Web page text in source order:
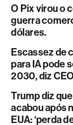
O Pix virou o
guerra
dólares.
Escassez de
para IA pode
2030, diz
Trump diz
acabou após
EUA: ‘perda